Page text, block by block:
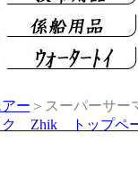
ー ＞スーパーサ
ク Zhik トップペ